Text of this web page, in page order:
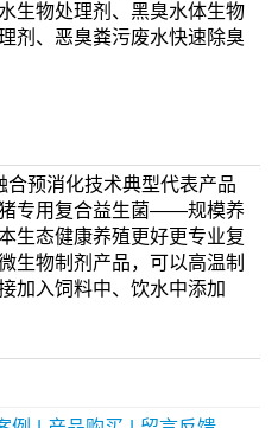
生物处理剂、黑臭水体生物
剂、恶臭粪污废水快速除臭
合预消化技术典型代表产品
专用复合益生菌——规模养
生态健康养殖更好更专业复
生物制剂产品，可以高温制
加入饲料中、饮水中添加